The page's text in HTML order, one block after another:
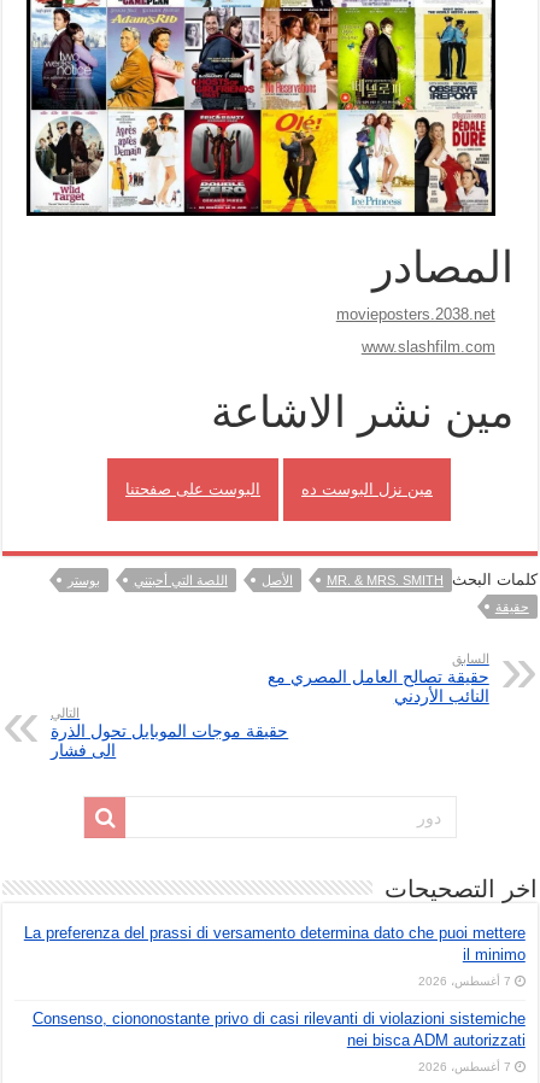
المصادر
movieposters.2038.net
www.slashfilm.com
مين نشر الاشاعة
مين نزل البوست ده البوست على صفحتنا
كلمات البحث MR. & MRS. SMITH الأصل اللصة التي أحبتني
بوستر
حقيقة
السابق
حقيقة تصالح العامل المصري مع
النائب الأردني
التالي
حقيقة موجات الموبايل تحول الذرة
الى فشار
اخر التصحيحات
La preferenza del prassi di versamento determina dato che puoi mettere
il minimo
7 أغسطس، 2026
Consenso, ciononostante privo di casi rilevanti di violazioni sistemiche
nei bisca ADM autorizzati
7 أغسطس، 2026